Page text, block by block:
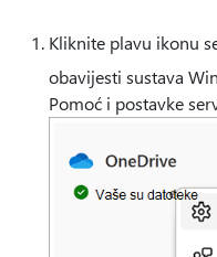
Kliknite plavu ikonu
obavijesti sustava
Pomoć i postavke